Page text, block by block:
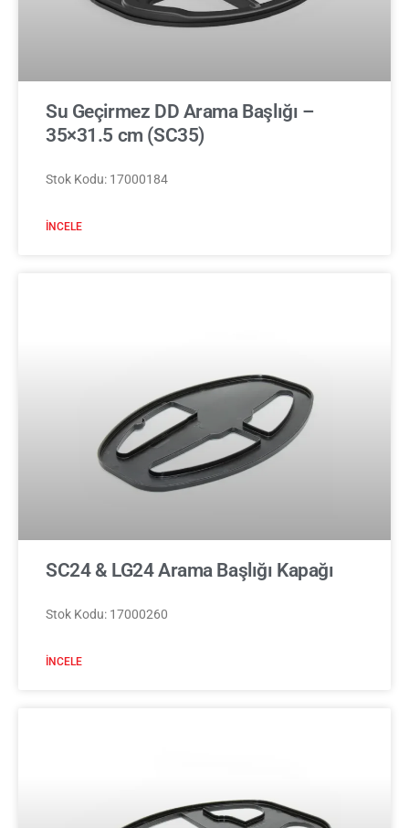
Su Geçirmez DD Arama Başlığı –
35×31.5 cm (SC35)
Stok Kodu: 17000184
İNCELE
SC24 & LG24 Arama Başlığı Kapağı
Stok Kodu: 17000260
İNCELE